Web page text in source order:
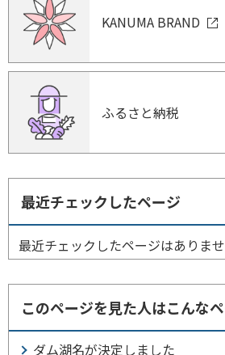
KANUMA BRAND
ふるさと納税
最近チェックしたページ
最近チェックしたページはありませ
このページを見た人はこんな
ダム湖名が決定しました